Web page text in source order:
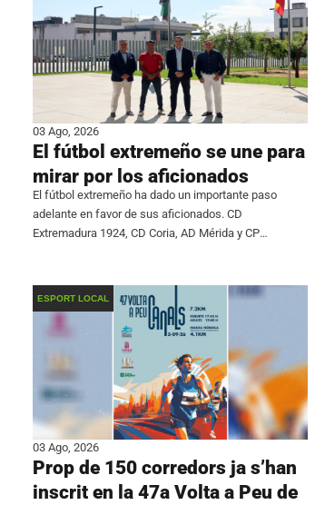
03 Ago, 2026
El fútbol extremeño se une para
mirar por los aficionados
El fútbol extremeño ha dado un importante paso
adelante en favor de sus aficionados. CD
Extremadura 1924, CD Coria, AD Mérida y CP
ESPORT LOCAL
03 Ago, 2026
Prop de 150 corredors ja s’han
inscrit en la 47a Volta a Peu de